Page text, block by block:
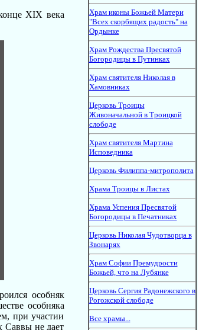
XIX века
особняк
особняка
при участии
Саввы не дает
Храм иконы Божьей Матери
"Всех скорбящих радость" на
Ордынке
Храм Рождества Пресвятой
Богородицы в Путинках
Храм святителя Николая в
Хамовниках
Церковь Троицы
Живоначальной в Троицкой
слободе
Храм святителя Мартина
Исповедника
Церковь Филиппа-митрополита
Храма Троицы в Листах
Храма Успения Пресвятой
Богородицы в Печатниках
Церковь Николая Чудотворца в
Звонарях
Храм Софии Премудрости
Божьей, что на Лубянке
Церковь Сергия Радонежского в
Рогожской слободе
Все храмы...